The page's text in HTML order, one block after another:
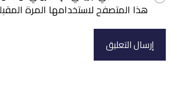
هذا المتصفح لاستخدامها المرة
إرسال التعليق